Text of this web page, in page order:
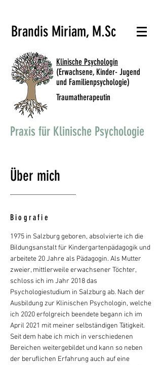
Brandis Miriam, M.Sc
Klinische Psychologin
(Erwachsene, Kinder- Jugend
und Familienpsychologie)
Traumatherapeutin
Praxis für Klinische Psychologie
Über mich
Biografie
1975 in Salzburg geboren, absolvierte ich die
Bildungsanstalt für Kindergartenpädagogik und
arbeitete 20 Jahre als Pädagogin. Als Mutter
zweier, mittlerweile erwachsener Töchter,
schloss ich im Jahr 2018 das
Psychologiestudium in Salzburg ab. Nach der
Ausbildung zur Klinischen Psychologin, welche
ich 2020 erfolgreich beendete begann ich im
April 2021 mit meiner selbständigen Tätigkeit.
Seit dem habe ich mich in verschiedenen
Bereichen weitergebildet und kann so neben
der beruflichen Erfahrung auch auf eine